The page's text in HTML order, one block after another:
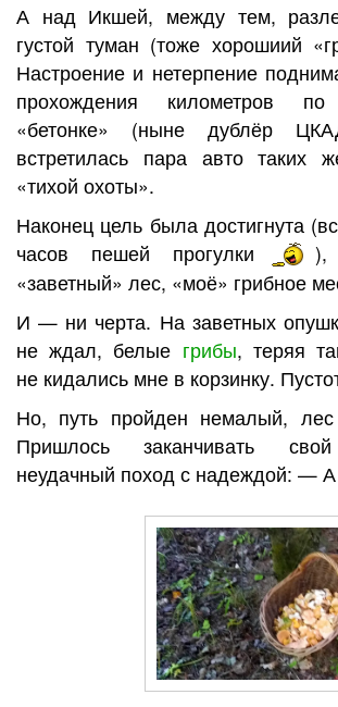
А над Икшей, между тем,
густой туман (тоже хорошиий
Настроение и нетерпение
прохождения километров по
«бетонке» (ныне дублёр
встретилась пара авто таких
«тихой охоты».
Наконец цель была достигнута
часов пешей прогулки
«заветный» лес, «моё» грибное
И — ни черта. На заветных
не ждал, белые грибы, теряя
не кидались мне в корзинку.
Но, путь пройден немалый,
Пришлось заканчивать
неудачный поход с надеждой: —